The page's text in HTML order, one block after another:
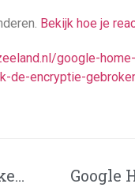
Bekijk hoe je
google-
de-encryptie-
Google Home-hack laat hackers afluisteren van je privégesprekken – Dit moet je weten! Waarom wordt Twitter steeds gehackt en heeft China eindelijk de encryptie gebroken met kwantumcomputers?